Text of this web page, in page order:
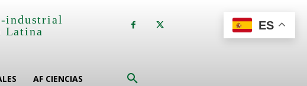
industrial
Latina
AF CIENCIAS
ES